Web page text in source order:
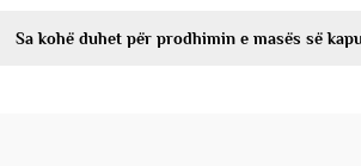
Sa kohë duhet për prodhimin e masës së